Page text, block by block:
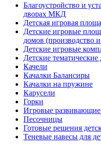
Благоустройство и
дворах МКД
Детская игровая
Детские игровые
домов (производство
Детские игровые
Детские
Качели
Качалки Балансиры
Качалки на пружине
Карусели
Горки
Игровые
Песочницы
Готовые решения
Теневые навесы для